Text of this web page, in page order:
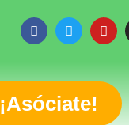
¡Asóciate!